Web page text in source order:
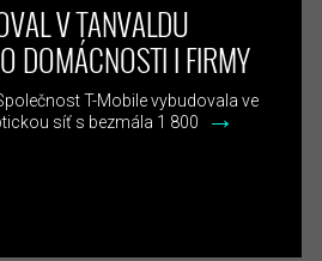
V TANVALDU
DOMÁCNOSTI I FIRMY
T-Mobile vybudovala ve
síť s bezmála 1 800
→